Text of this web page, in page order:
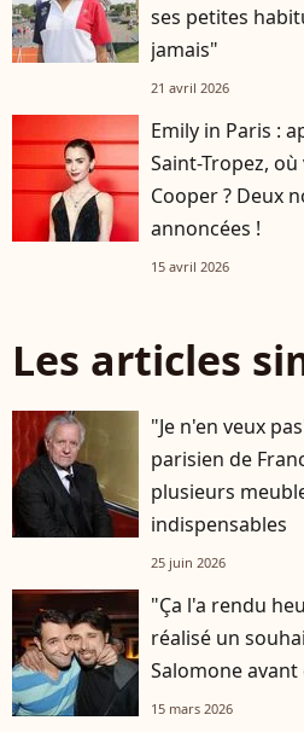
ses petites
jamais"
21 avril 2026
Emily in Paris :
Saint-Tropez,
Cooper ? Deux
annoncées !
15 avril 2026
Les articles
"Je n'en veux
parisien de
plusieurs
indispensables
25 juin 2026
"Ça l'a rendu
réalisé un
Salomone
15 mars 2026